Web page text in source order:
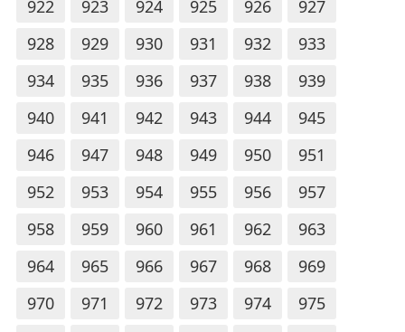
922
923 924 925 926
927
928
929 930 931 932
933
934
935 936 937 938
939
940
941 942 943 944
945
946
947 948 949 950
951
952
953 954 955 956
957
958
959 960 961 962
963
964
965 966 967 968
969
970
971 972 973 974
975